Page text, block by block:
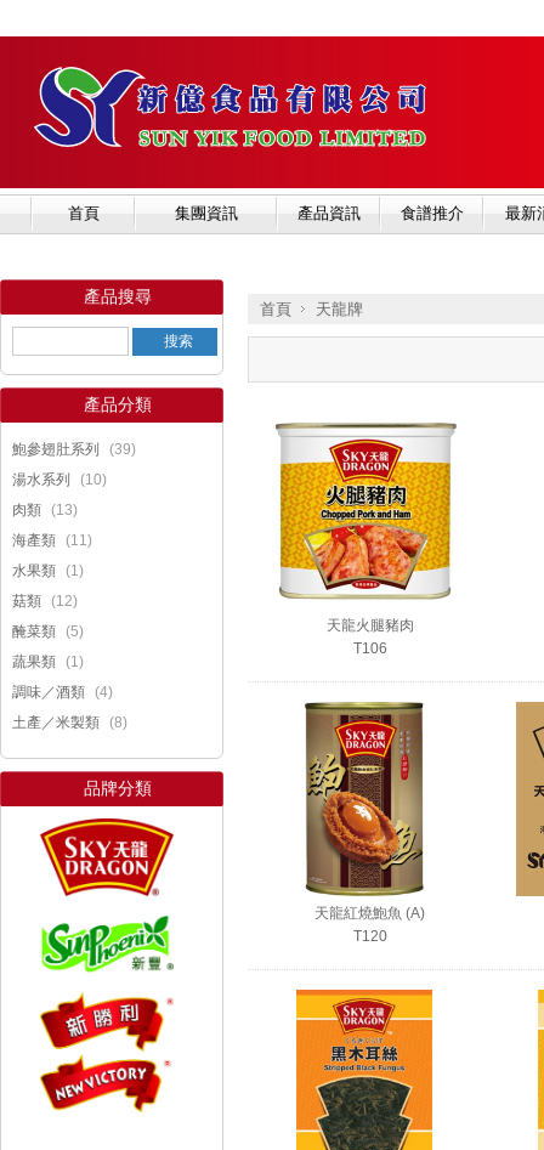
首頁 集團資訊 產品資訊 食譜推介 最新
產品搜尋
產品分類
鮑參翅肚系列
(39)
湯水系列
(10)
肉類 (13)
海產類 (11)
水果類 (1)
菇類 (12)
醃菜類 (5)
蔬果類 (1)
調味／酒類 (4)
土產／米製類 (8)
品牌分類
首頁 天龍牌
天龍火腿豬肉
T106
天龍紅燒鮑魚 (A)
T120